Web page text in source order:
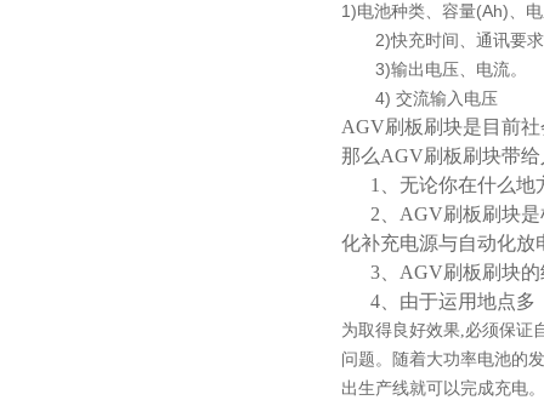
1)电池种类、容量(Ah)、
2)快充时间、通讯要求
3)输出电压、电流。
4) 交流输入电压
AGV刷板刷块是目前
那么AGV刷板刷块带
1、无论你在什么地
2、AGV刷板刷块是
化补充电源与自动化放
3、AGV刷板刷块的
4、由于运用地点多
为取得良好效果,必须保证
问题。随着大功率电池的
出生产线就可以完成充电